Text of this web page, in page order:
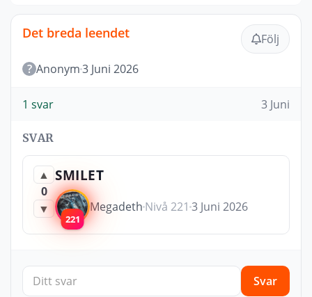
Det breda leendet
Följ
? Anonym3 Juni 2026
1 svar 3 Juni
SVAR
▲
0
▼
SMILET
221
Megadeth Nivå 221 3 Juni 2026
Svar